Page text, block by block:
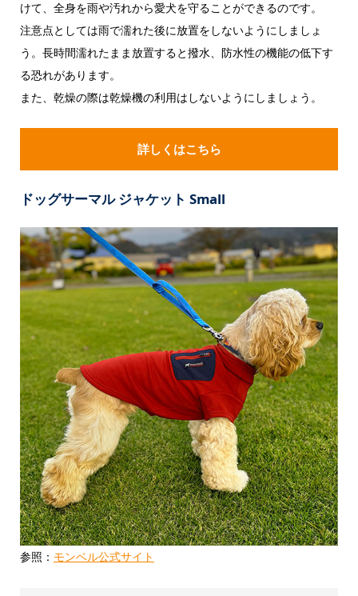
けて、全身を雨や汚れから愛犬を守ることができるのです。
注意点としては雨で濡れた後に放置をしないようにしましょ
う。長時間濡れたまま放置すると撥水、防水性の機能の低下す
る恐れがあります。
また、乾燥の際は乾燥機の利用はしないようにしましょう。
詳しくはこちら
ドッグサーマル ジャケット Small
参照： モンベル公式サイト